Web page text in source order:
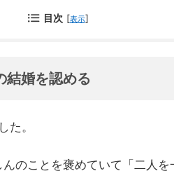
目次 [表示]
婚を認める
た。
のことを褒めていて「二人